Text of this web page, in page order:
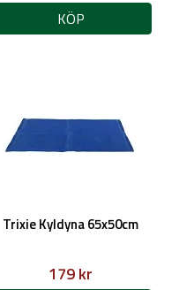
KÖP
Trixie Kyldyna 65x50cm
179 kr